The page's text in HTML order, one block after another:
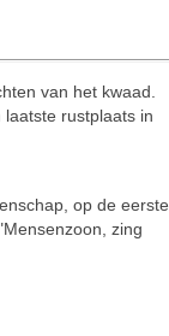
van het kwaad.
rustplaats in
op de eerste
zing